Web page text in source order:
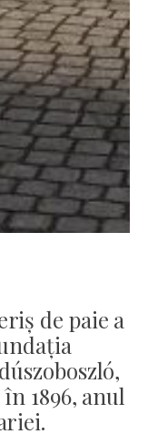
de paie a
1896, anul